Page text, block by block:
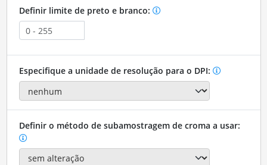
Definir limite de preto e branco:
Especifique a unidade de resolução para o DPI:
Definir o método de subamostragem de croma a usar: